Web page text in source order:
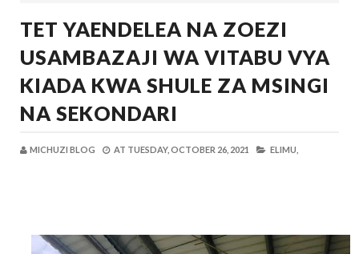
TET YAENDELEA NA ZOEZI
USAMBAZAJI WA VITABU VYA
KIADA KWA SHULE ZA MSINGI
NA SEKONDARI
MICHUZI BLOG AT TUESDAY, OCTOBER 26, 2021 ELIMU,